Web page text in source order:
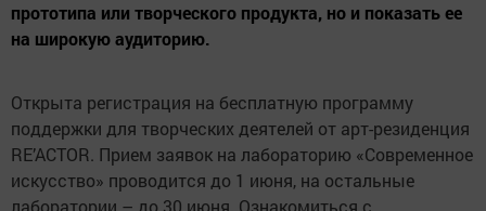
прототипа или творческого продукта, но и показать ее
на широкую аудиторию.
Открыта регистрация на бесплатную программу
поддержки для творческих деятелей от арт-резиденция
RE’ACTOR. Прием заявок на лабораторию «Современное
искусство» проводится до 1 июня, на остальные